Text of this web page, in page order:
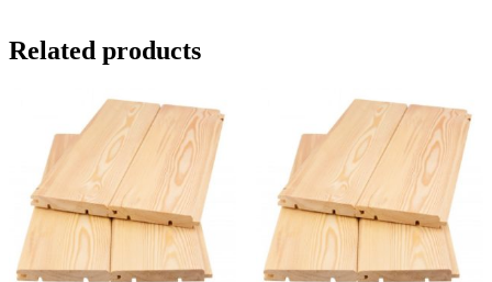
Related products